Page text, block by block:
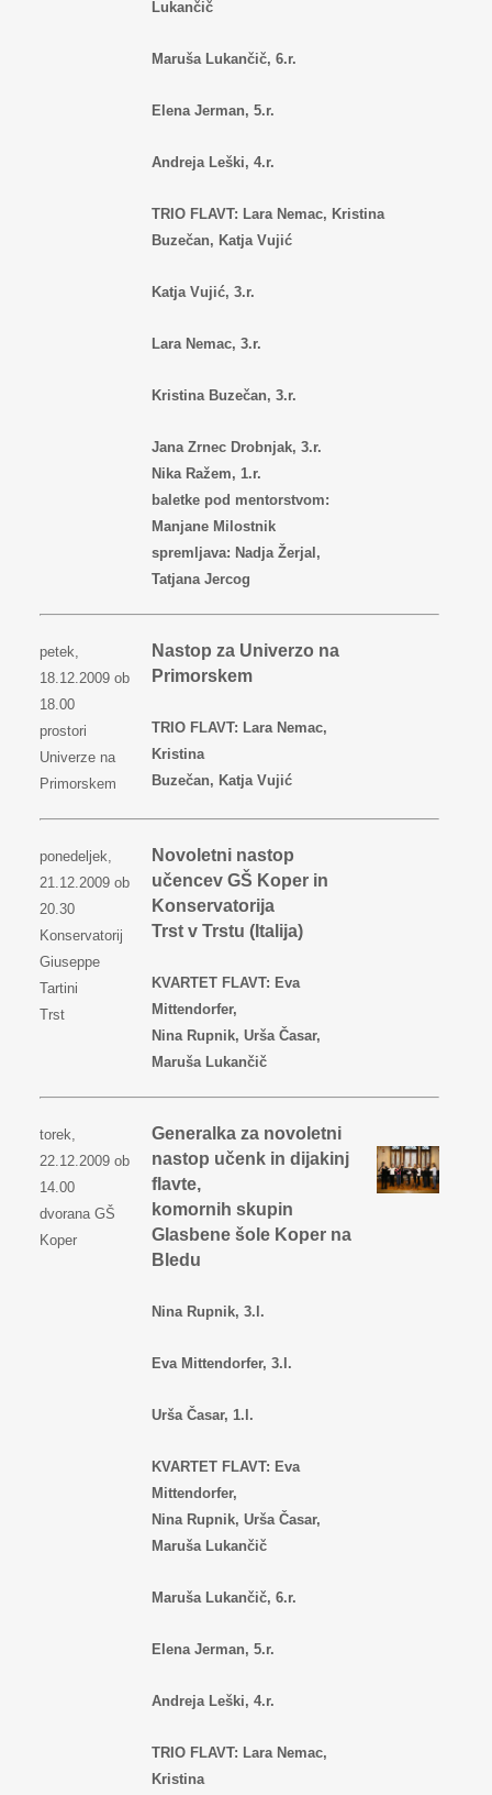
Lukančič
Maruša Lukančič, 6.r.
Elena Jerman, 5.r.
Andreja Leški, 4.r.
TRIO FLAVT: Lara Nemac, Kristina
Buzečan, Katja Vujić
Katja Vujić, 3.r.
Lara Nemac, 3.r.
Kristina Buzečan, 3.r.
Jana Zrnec Drobnjak, 3.r.
Nika Ražem, 1.r.
baletke pod mentorstvom:
Manjane Milostnik
spremljava: Nadja Žerjal,
Tatjana Jercog
petek,
18.12.2009 ob
18.00
prostori
Univerze na
Primorskem
Nastop za Univerzo na
Primorskem
TRIO FLAVT: Lara Nemac,
Kristina
Buzečan, Katja Vujić
ponedeljek,
21.12.2009 ob
20.30
Konservatorij
Giuseppe
Tartini
Trst
Novoletni nastop
učencev GŠ Koper in
Konservatorija
Trst v Trstu (Italija)
KVARTET FLAVT: Eva
Mittendorfer,
Nina Rupnik, Urša Časar,
Maruša Lukančič
torek,
22.12.2009 ob
14.00
dvorana GŠ
Koper
Generalka za novoletni
nastop učenk in dijakinj
flavte,
komornih skupin
Glasbene šole Koper na
Bledu
Nina Rupnik, 3.l.
Eva Mittendorfer, 3.l.
Urša Časar, 1.l.
KVARTET FLAVT: Eva
Mittendorfer,
Nina Rupnik, Urša Časar,
Maruša Lukančič
Maruša Lukančič, 6.r.
Elena Jerman, 5.r.
Andreja Leški, 4.r.
TRIO FLAVT: Lara Nemac,
Kristina